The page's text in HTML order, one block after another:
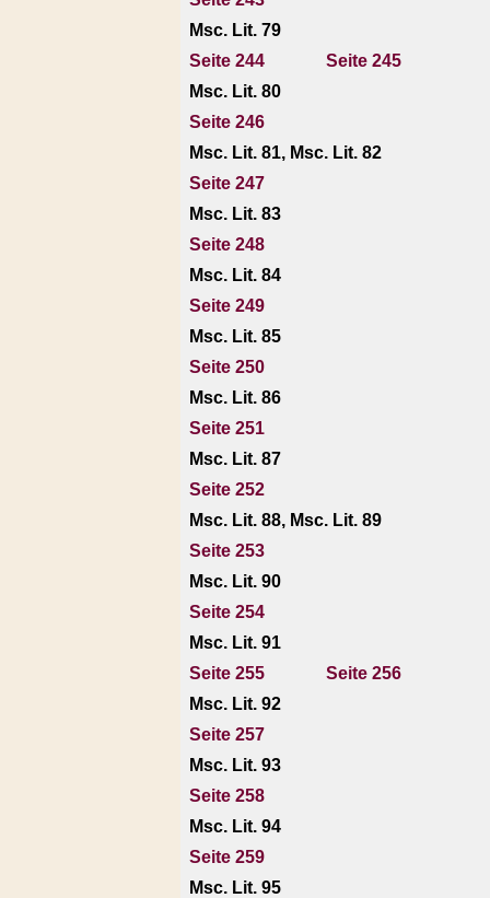
Msc. Lit. 79
Seite 244
Seite 245
Msc. Lit. 80
Seite 246
Msc. Lit. 81, Msc. Lit. 82
Seite 247
Msc. Lit. 83
Seite 248
Msc. Lit. 84
Seite 249
Msc. Lit. 85
Seite 250
Msc. Lit. 86
Seite 251
Msc. Lit. 87
Seite 252
Msc. Lit. 88, Msc. Lit. 89
Seite 253
Msc. Lit. 90
Seite 254
Msc. Lit. 91
Seite 255
Seite 256
Msc. Lit. 92
Seite 257
Msc. Lit. 93
Seite 258
Msc. Lit. 94
Seite 259
Msc. Lit. 95